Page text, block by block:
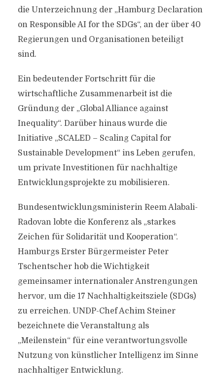
die Unterzeichnung der „Hamburg Declaration
on Responsible AI for the SDGs“, an der über 40
Regierungen und Organisationen beteiligt
sind.
Ein bedeutender Fortschritt für die
wirtschaftliche Zusammenarbeit ist die
Gründung der „Global Alliance against
Inequality“. Darüber hinaus wurde die
Initiative „SCALED – Scaling Capital for
Sustainable Development“ ins Leben gerufen,
um private Investitionen für nachhaltige
Entwicklungsprojekte zu mobilisieren.
Bundesentwicklungsministerin Reem Alabali-
Radovan lobte die Konferenz als „starkes
Zeichen für Solidarität und Kooperation“.
Hamburgs Erster Bürgermeister Peter
Tschentscher hob die Wichtigkeit
gemeinsamer internationaler Anstrengungen
hervor, um die 17 Nachhaltigkeitsziele (SDGs)
zu erreichen. UNDP-Chef Achim Steiner
bezeichnete die Veranstaltung als
„Meilenstein“ für eine verantwortungsvolle
Nutzung von künstlicher Intelligenz im Sinne
nachhaltiger Entwicklung.